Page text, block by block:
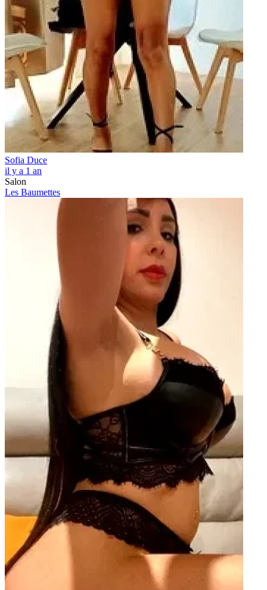
Sofia Duce
il y a 1 an
Salon
Les Baumettes